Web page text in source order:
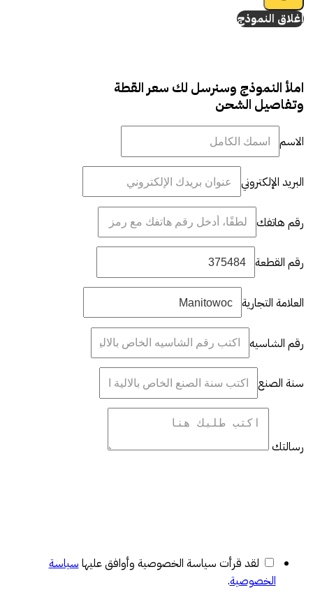
إغلاق النموذج
املأ النموذج وسنرسل لك سعر القطة
وتفاصيل الشحن
الاسم
البريد الإلكتروني
رقم هاتفك
رقم القطعة
العلامة التجارية
رقم الشاسيه
سنة الصنع
رسالتك
لقد قرأت سياسة الخصوصية وأوافق عليها سياسة
الخصوصية.